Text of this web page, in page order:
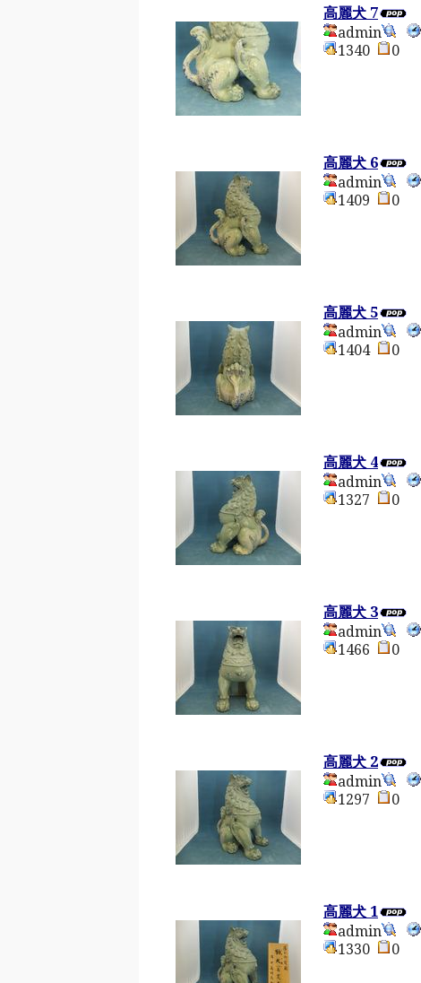
高麗犬 7
admin
1340
0
高麗犬 6
admin
1409
0
高麗犬 5
admin
1404
0
高麗犬 4
admin
1327
0
高麗犬 3
admin
1466
0
高麗犬 2
admin
1297
0
高麗犬 1
admin
1330
0